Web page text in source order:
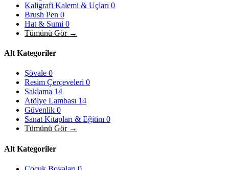
Kaligrafi Kalemi & Uçları 0
Brush Pen 0
Hat & Sumi 0
Tümünü Gör →
Alt Kategoriler
Şövale 0
Resim Çerçeveleri 0
Saklama 14
Atölye Lambası 14
Güvenlik 0
Sanat Kitapları & Eğitim 0
Tümünü Gör →
Alt Kategoriler